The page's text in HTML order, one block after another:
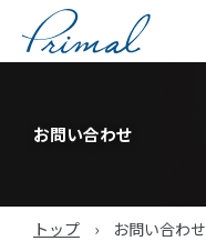
へ
お問い合わせ
トップ › お問い合わせ